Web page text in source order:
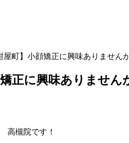
屋町】小顔矯正に興味ありません
正に興味ありません
高槻院です！